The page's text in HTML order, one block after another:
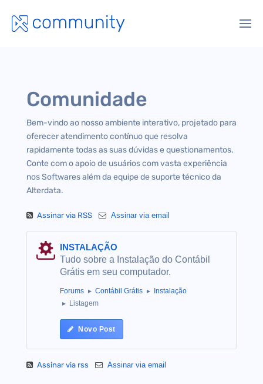
Comunidade
Bem-vindo ao nosso ambiente interativo, projetado para
oferecer atendimento contínuo que resolva
rapidamente todas as suas dúvidas e questionamentos.
Conte com o apoio de usuários com vasta experiência
nos Softwares além da equipe de suporte técnico da
Alterdata.
Assinar via RSS Assinar via email
INSTALAÇÃO
Tudo sobre a Instalação do Contábil
Grátis em seu computador.
Forums Contábil Grátis
Instalação
Listagem
Novo Post
Assinar via rss Assinar via email